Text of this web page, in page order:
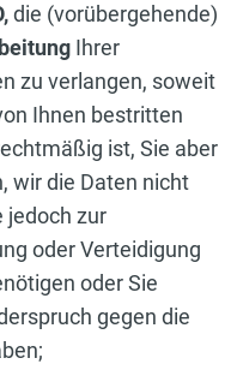
die (vorübergehende)
Ihrer
zu verlangen, soweit
Ihnen bestritten
ist, Sie aber
wir die Daten nicht
jedoch zur
oder Verteidigung
oder Sie
gegen die